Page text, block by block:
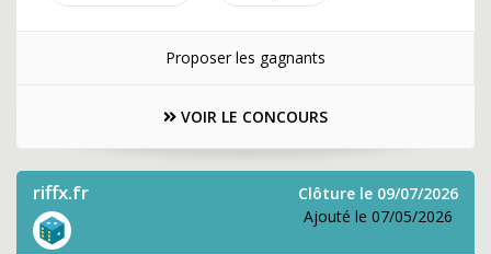
Proposer les gagnants
VOIR LE CONCOURS
riffx.fr
Clôture le 09/07/2026
Ajouté le 07/05/2026